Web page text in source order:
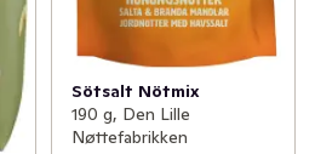
Sötsalt Nötmix
190 g, Den Lille
Nøttefabrikken